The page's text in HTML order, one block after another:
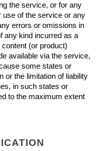
the service, or for any
use of the service or any
errors or omissions in
any kind incurred as a
(or product)
available via the service,
some states or
or the limitation of liability
in such states or
to the maximum extent